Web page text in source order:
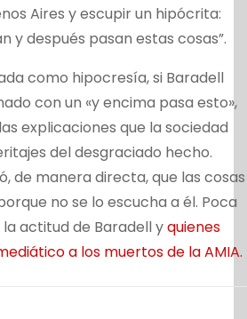
Aires y escupir un hipócrita:
y después pasan estas cosas”.
como hipocresía, si Baradell
con un «y encima pasa esto»,
explicaciones que la sociedad
del desgraciado hecho.
de manera directa, que las cosas
no se lo escucha a él. Poca
actitud de Baradell yquienes
a los muertos de la AMIA.